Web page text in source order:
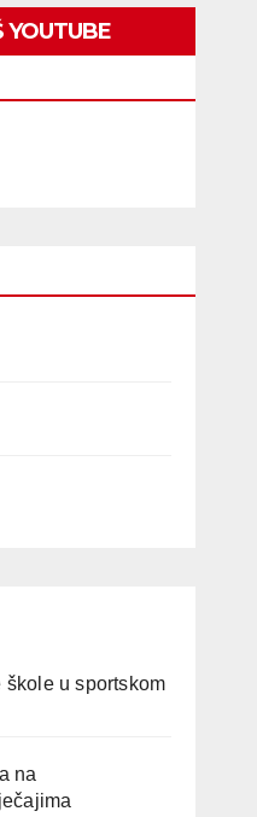
YOUTUBE
škole u sportskom
na